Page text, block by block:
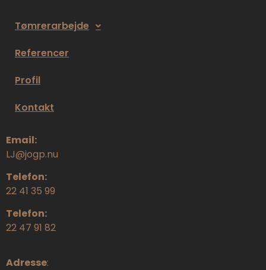
Tømrerarbejde
Referencer
Profil
Kontakt
Email:
LJ@jogp.nu
Telefon:
22 41 35 99
Telefon:
22 47 91 82
Adresse: